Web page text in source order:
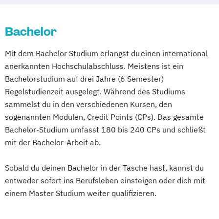
Bachelor
Mit dem Bachelor Studium erlangst du einen international
anerkannten Hochschulabschluss. Meistens ist ein
Bachelorstudium auf drei Jahre (6 Semester)
Regelstudienzeit ausgelegt. Während des Studiums
sammelst du in den verschiedenen Kursen, den
sogenannten Modulen, Credit Points (CPs). Das gesamte
Bachelor-Studium umfasst 180 bis 240 CPs und schließt
mit der Bachelor-Arbeit ab.
Sobald du deinen Bachelor in der Tasche hast, kannst du
entweder sofort ins Berufsleben einsteigen oder dich mit
einem Master Studium weiter qualifizieren.